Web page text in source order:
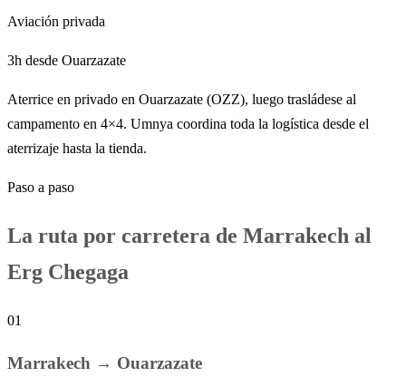
Aviación privada
3h desde Ouarzazate
Aterrice en privado en Ouarzazate (OZZ), luego trasládese al
campamento en 4×4. Umnya coordina toda la logística desde el
aterrizaje hasta la tienda.
Paso a paso
La ruta por carretera de Marrakech al
Erg Chegaga
01
Marrakech → Ouarzazate